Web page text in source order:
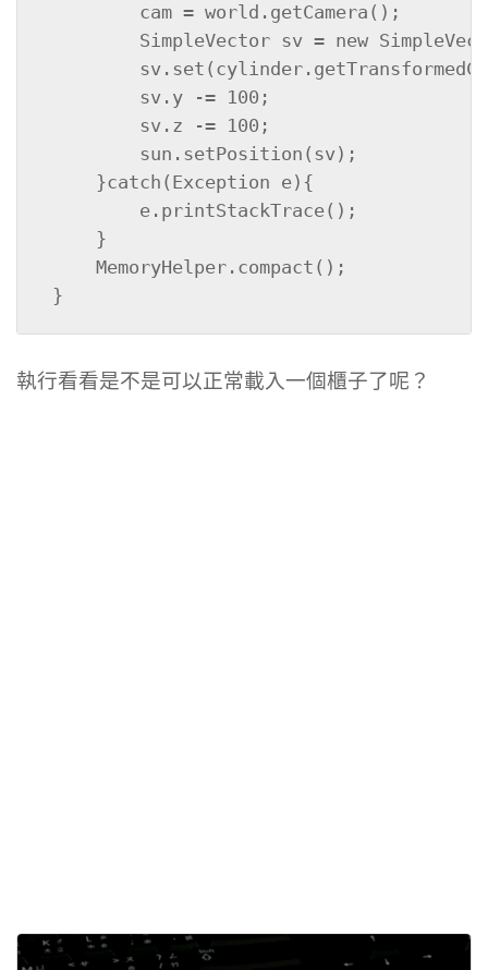
cam = world.getCamera();
SimpleVector sv = new
sv.y -= 100;
sv.z -= 100;
sun.setPosition(sv);
}catch(Exception e){
e.printStackTrace();
}
MemoryHelper.compact();
}
執行看看是不是可以正常載入一個櫃子了呢？